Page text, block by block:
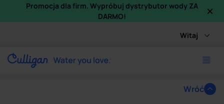
Promocja dla firm. Wypróbuj dystrybutor wody ZA
DARMO!
×
Witaj
Wróć